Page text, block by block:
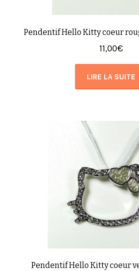
Pendentif Hello Kitty coeur
11,00€
LIRE LA SUITE
Pendentif Hello Kitty coeur